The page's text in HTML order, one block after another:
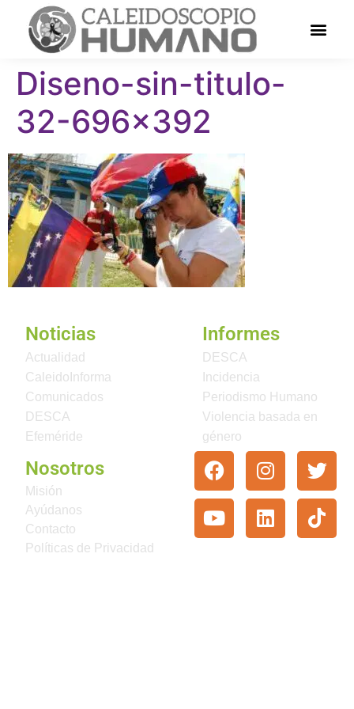
Diseno-sin-titulo-
32-696×392
Noticias
Actualidad
CaleidoInforma
Comunicados
DESCA
Efeméride
Informes
DESCA
Incidencia
Periodismo Humano
Violencia basada en
género
Nosotros
Misión
Ayúdanos
Contacto
Políticas de Privacidad